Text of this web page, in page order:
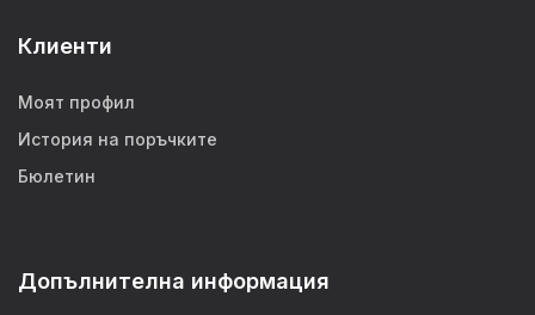
Клиенти
Моят профил
История на поръчките
Бюлетин
Допълнителна информация